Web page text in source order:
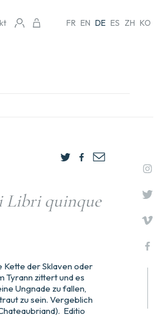
FR EN DE ES ZH KO
Libri quinque
Kette der Sklaven oder
Tyrann zittert und es
Ungnade zu fallen,
zu sein. Vergeblich
Editio